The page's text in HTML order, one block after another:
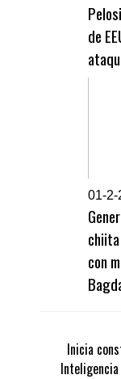
de
01-
con
Inicia